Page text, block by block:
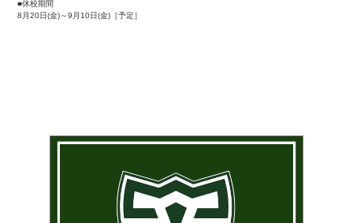
■休校期間
8月20日(金)～9月10日(金)［予定］